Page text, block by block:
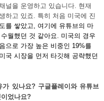
널을 운영하고 있습니다. 현재
하고 있죠. 특히 처음 미국에 진
를 쌓았고, 여기에 유튜브의 마
월했던 것 같아요. 미국의 경우
으로 가장 높은 비중인 19%를
국 시장을 먼저 타깃해 공략했던
있나요? 구글플레이와 유튜브
었나요?